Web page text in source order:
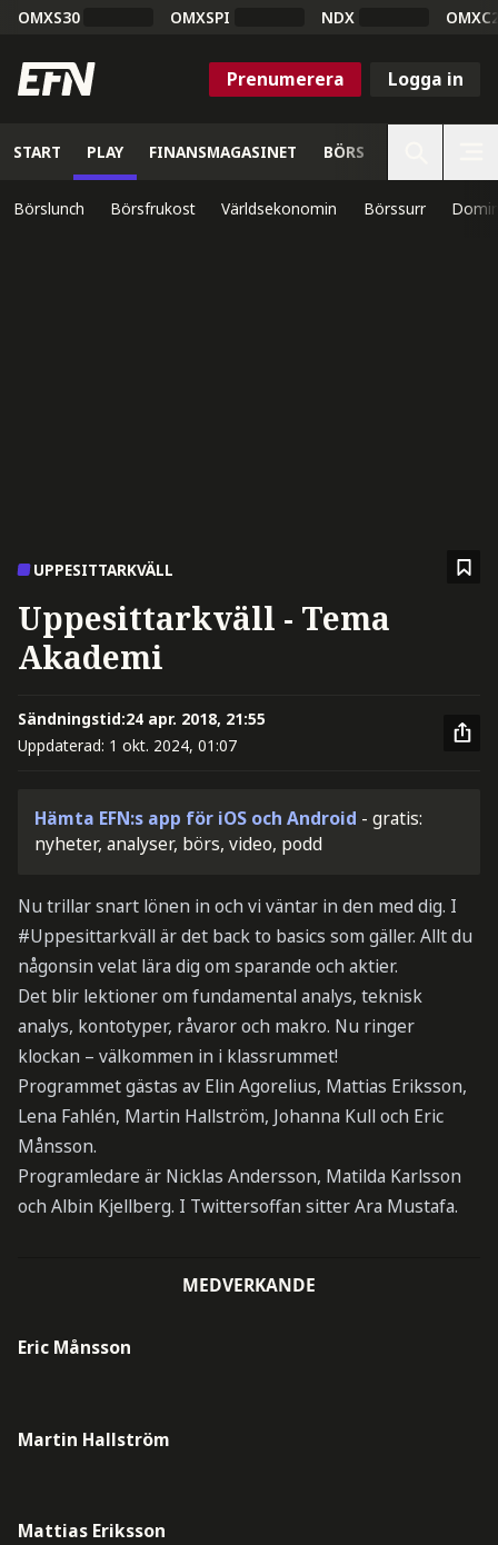
OMXS30 OMXSPI NDX
Prenumerera Logga in
START PLAY FINANSMAGASINET BÖRS
Börslunch Börsfrukost Världsekonomin Börssurr
UPPESITTARKVÄLL
Uppesittarkväll - Tema
Akademi
Sändningstid:24 apr. 2018, 21:55
Uppdaterad: 1 okt. 2024, 01:07
Hämta EFN:s app för iOS och Android - gratis:
nyheter, analyser, börs, video, podd
Nu trillar snart lönen in och vi väntar in den med dig. I
#Uppesittarkväll är det back to basics som gäller. Allt du
någonsin velat lära dig om sparande och aktier.
Det blir lektioner om fundamental analys, teknisk
analys, kontotyper, råvaror och makro. Nu ringer
klockan – välkommen in i klassrummet!
Programmet gästas av Elin Agorelius, Mattias Eriksson,
Lena Fahlén, Martin Hallström, Johanna Kull och Eric
Månsson.
Programledare är Nicklas Andersson, Matilda Karlsson
och Albin Kjellberg. I Twittersoffan sitter Ara Mustafa.
MEDVERKANDE
Eric Månsson
Martin Hallström
Mattias Eriksson